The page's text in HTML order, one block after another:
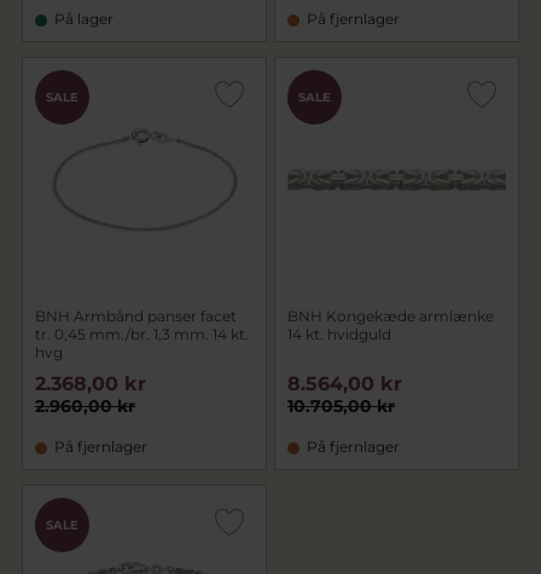
På lager På fjernlager
SALE
BNH Armbånd panser facet
tr. 0,45 mm./br. 1,3 mm. 14 kt.
hvg
2.960,00 kr
2.368,00 kr
På fjernlager
SALE
BNH Kongekæde armlænke
14 kt. hvidguld
10.705,00 kr
8.564,00 kr
På fjernlager
SALE